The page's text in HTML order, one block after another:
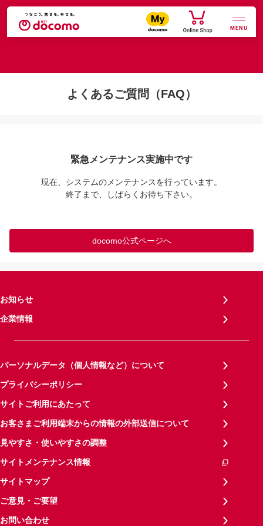
MENU
よくあるご質問（FAQ）
緊急メンテナンス実施中です
現在、システムのメンテナンスを行っています。
終了まで、しばらくお待ち下さい。
docomo公式ページへ
お知らせ
企業情報
パーソナルデータ（個人情報など）について
プライバシーポリシー
サイトご利用にあたって
お客さまご利用端末からの情報の外部送信について
見やすさ・使いやすさの調整
サイトメンテナンス情報
サイトマップ
ご意見・ご要望
お問い合わせ